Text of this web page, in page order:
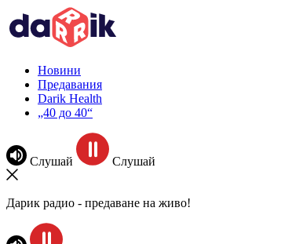
Новини
Предавания
Darik Health
„40 до 40“
Слушай Слушай
Дарик радио - предаване на живо!